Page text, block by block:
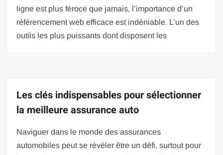
ligne est plus féroce que jamais, l’importance d’un
référencement web efficace est indéniable. L’un des
outils les plus puissants dont disposent les
Les clés indispensables pour sélectionner
la meilleure assurance auto
Naviguer dans le monde des assurances
automobiles peut se révéler être un défi, surtout pour